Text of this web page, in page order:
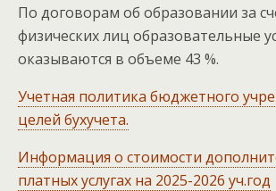
По договорам об образовании за
физических лиц образовательные
оказываются в объеме 43 %.
Учетная политика бюджетного
целей бухучета.
Информация о стоимости
платных услугах на 2025-2026 уч.год